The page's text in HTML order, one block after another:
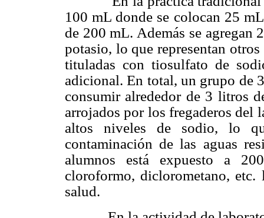
100 mL donde se colocan 25
de 200 mL. Además se agregan
potasio, lo que representan
tituladas con tiosulfato de
adicional. En total, un grupo de
consumir alrededor de 3 litros
arrojados por los fregaderos del
altos niveles de sodio, lo
contaminación de las aguas
alumnos está expuesto a
cloroformo, diclorometano,
salud.